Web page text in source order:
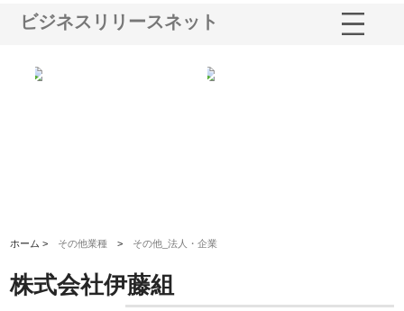
ビジネスリリースネット
ホーム > その他業種 > その他_法人・企業
株式会社伊藤組